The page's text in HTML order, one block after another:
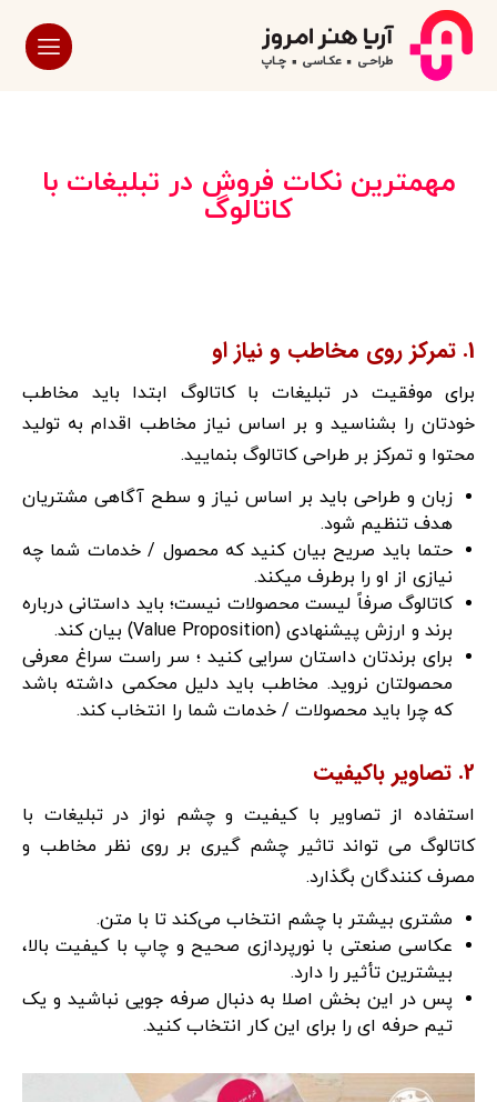
مهمترین نکات فروش در تبلیغات با
کاتالوگ
1. تمرکز روی مخاطب و نیاز او
برای موفقیت در تبلیغات با کاتالوگ ابتدا باید مخاطب
خودتان را بشناسید و بر اساس نیاز مخاطب اقدام به تولید
محتوا و تمرکز بر طراحی کاتالوگ بنمایید.
زبان و طراحی باید بر اساس نیاز و سطح آگاهی مشتریان
هدف تنظیم شود.
حتما باید صریح بیان کنید که محصول / خدمات شما چه
نیازی از او را برطرف میکند.
کاتالوگ صرفاً لیست محصولات نیست؛ باید داستانی درباره
برند و ارزش پیشنهادی (Value Proposition) بیان کند.
برای برندتان داستان سرایی کنید ؛ سر راست سراغ معرفی
محصولتان نروید. مخاطب باید دلیل محکمی داشته باشد
که چرا باید محصولات / خدمات شما را انتخاب کند.
2. تصاویر باکیفیت
استفاده از تصاویر با کیفیت و چشم نواز در تبلیغات با
کاتالوگ می تواند تاثیر چشم گیری بر روی نظر مخاطب و
مصرف کنندگان بگذارد.
مشتری بیشتر با چشم انتخاب می‌کند تا با متن.
عکاسی صنعتی با نورپردازی صحیح و چاپ با کیفیت بالا،
بیشترین تأثیر را دارد.
پس در این بخش اصلا به دنبال صرفه جویی نباشید و یک
تیم حرفه ای را برای این کار انتخاب کنید.